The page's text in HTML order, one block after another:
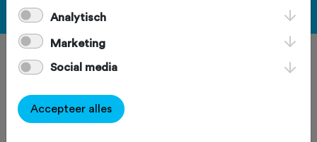
[KEY:TXT-FOOTER-3]
[KEY:TXT-FOOTER-4]
Analytisch
Marketing
Social media
Accepteer alles